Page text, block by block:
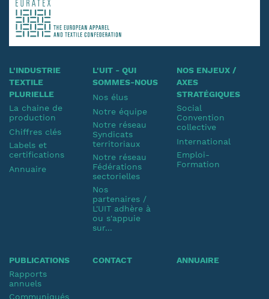
L'INDUSTRIE
TEXTILE
PLURIELLE
La chaine de
production
Chiffres clés
Labels et
certifications
Annuaire
L'UIT - QUI
SOMMES-NOUS
Nos élus
Notre équipe
Notre réseau
Syndicats
territoriaux
Notre réseau
Fédérations
sectorielles
Nos
partenaires /
L'UIT adhère à
ou s'appuie
sur...
NOS ENJEUX /
AXES
STRATÉGIQUES
Social
Convention
collective
International
Emploi-
Formation
PUBLICATIONS
Rapports
annuels
Communiqués
CONTACT ANNUAIRE